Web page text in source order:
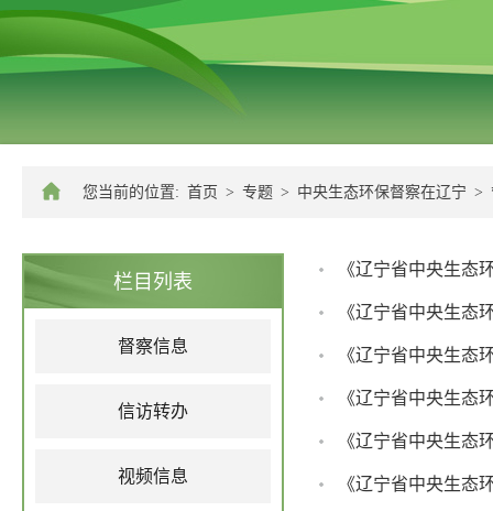
您当前的位置: 首页 > 专题 > 中央生态环保督察在辽宁 >
栏目列表
督察信息
信访转办
视频信息
《辽宁省中央生态
《辽宁省中央生态
《辽宁省中央生态
《辽宁省中央生态
《辽宁省中央生态